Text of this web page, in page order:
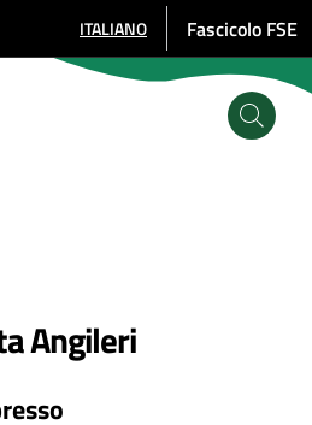
SELEZIONE LINGUA: LINGUA
ITALIANO Fascicolo FSE
Angileri